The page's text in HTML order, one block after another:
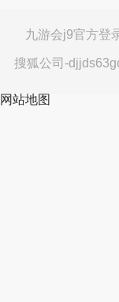
九游会j9官方登
搜狐公司-
网站地图